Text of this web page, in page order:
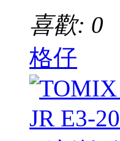
喜歡: 0
格仔